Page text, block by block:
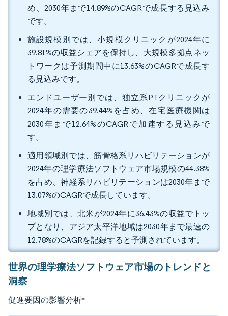
め、2030年まで14.89%のCAGRで成長する見込み
です。
施設規模別では、小規模クリニックが2024年に
39.81%の収益シェアを保持し、大規模多拠点ネッ
トワークは予測期間中に13.63%のCAGRで成長す
る見込みです。
エンドユーザー別では、独立系PTクリニックが
2024年の需要の39.44%を占め、在宅医療機関は
2030年まで12.64%のCAGRで加速する見込みで
す。
適用領域別では、筋骨格系リハビリテーションが
2024年の理学療法ソフトウェア市場規模の44.38%
を占め、神経系リハビリテーションは2030年まで
13.07%のCAGRで成長しています。
地域別では、北米が2024年に36.43%の収益でトッ
プとなり、アジア太平洋地域は2030年まで最速の
12.78%のCAGRを記録すると予測されています。
世界の理学療法ソフトウェア市場のトレンドと
洞察
促進要因の影響分析*